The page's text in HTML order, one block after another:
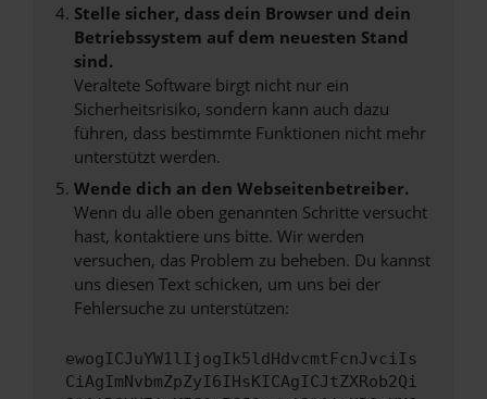
Stelle sicher, dass dein Browser und dein
Betriebssystem auf dem neuesten Stand
sind.
Veraltete Software birgt nicht nur ein
Sicherheitsrisiko, sondern kann auch dazu
führen, dass bestimmte Funktionen nicht mehr
unterstützt werden.
Wende dich an den Webseitenbetreiber.
Wenn du alle oben genannten Schritte versucht
hast, kontaktiere uns bitte. Wir werden
versuchen, das Problem zu beheben. Du kannst
uns diesen Text schicken, um uns bei der
Fehlersuche zu unterstützen:
ewogICJuYW1lIjogIk5ldHdvcmtFcnJvciIs
CiAgImNvbmZpZyI6IHsKICAgICJtZXRob2Qi